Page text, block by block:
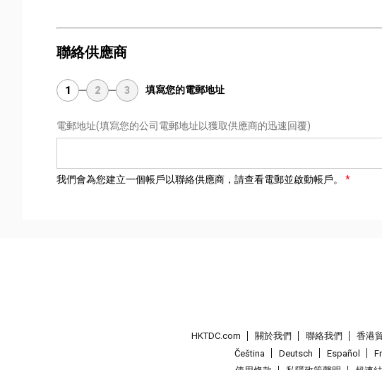
聯絡供應商
1 2 3 填寫您的電郵地址
電郵地址(填寫您的公司電郵地址以獲取供應商的迅速回覆)
我們會為您建立一個帳戶以聯絡供應商，請查看電郵並啟動帳戶。
HKTDC.com 關於我們 聯絡我們 香港
Čeština
Deutsch Español